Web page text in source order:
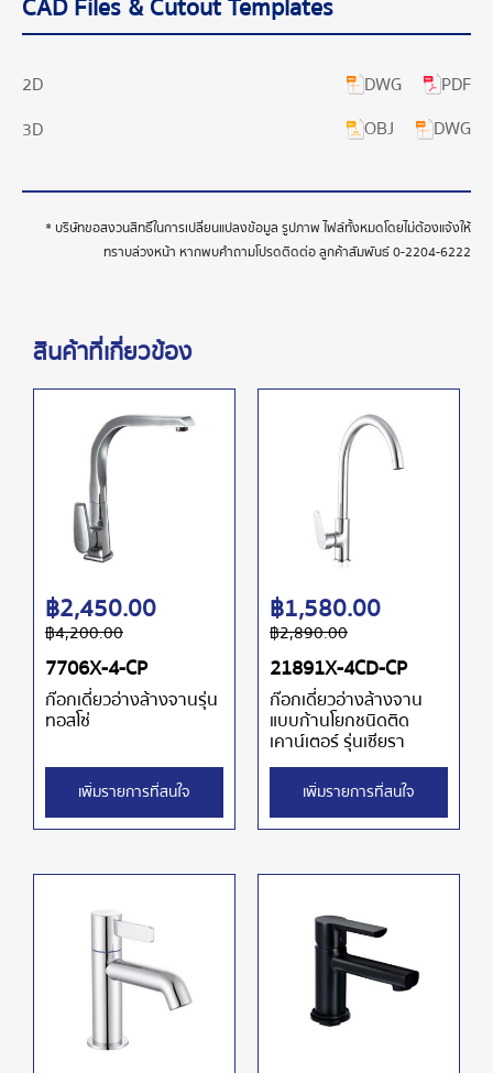
CAD Files & Cutout Templates
2D DWG
PDF
3D
OBJ DWG
* บริษัทขอสงวนสิทธิ์ในการเปลี่ยนแปลงข้อมูล รูปภาพ ไฟล์ทั้งหมดโดยไม่ต้องแจ้งให้
ทราบล่วงหน้า หากพบคำถามโปรดติดต่อ ลูกค้าสัมพันธ์0-2204-6222
สินค้าที่เกี่ยวข้อง
7706X-4-CP
ก๊อกเดี่ยวอ่างล้างจานรุ่น
ทอสโซ่
฿4,200.00
฿2,450.00
เพิ่มรายการที่สนใจ
21891X-4CD-CP
ก๊อกเดี่ยวอ่างล้างจาน
แบบก้านโยกชนิดติด
เคาน์เตอร์ รุ่นเซียรา
฿2,890.00
฿1,580.00
เพิ่มรายการที่สนใจ